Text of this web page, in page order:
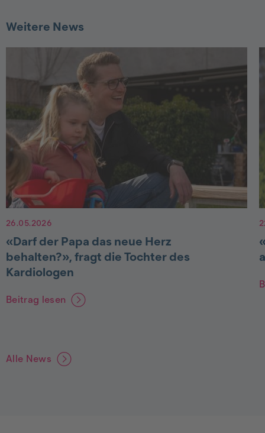
Weitere News
Alle News
26.05.2026
«Darf der Papa das neue Herz
behalten?», fragt die Tochter des
Kardiologen
Beitrag lesen